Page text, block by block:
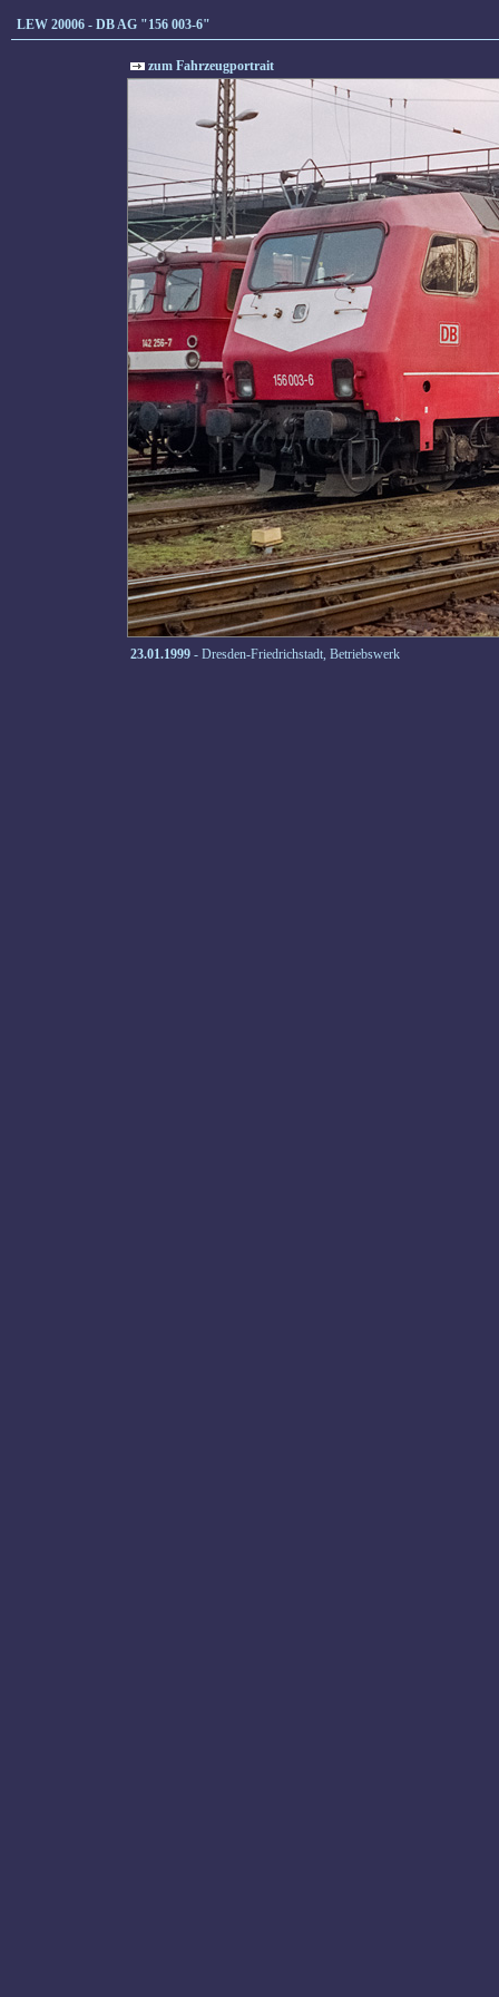
LEW 20006 - DB AG "156 003-6"
zum Fahrzeugportrait
23.01.1999 - Dresden-Friedrichstadt, Betriebswerk